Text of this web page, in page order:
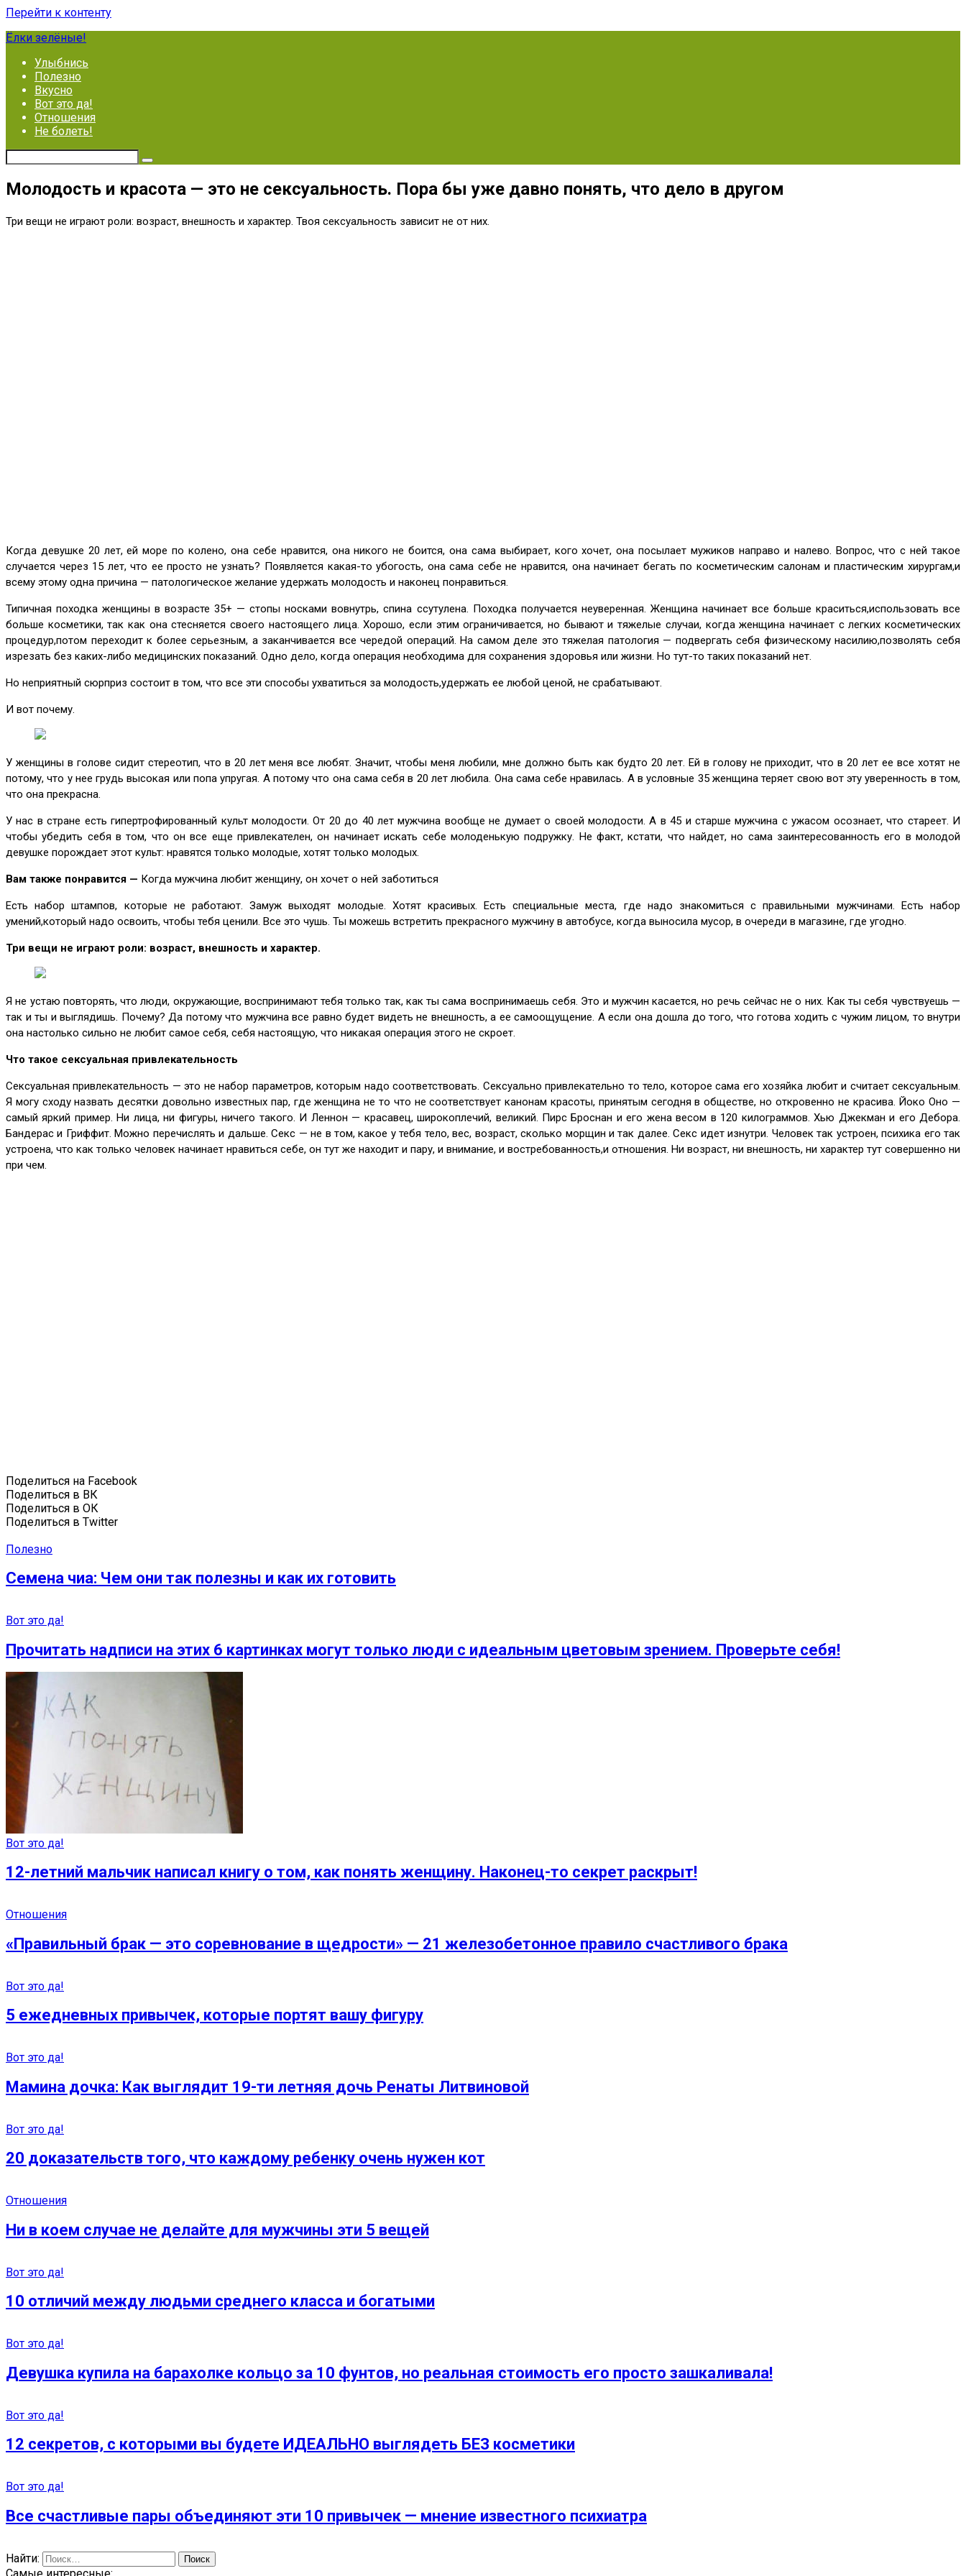
Перейти к контенту
Ёлки зелёные!
Улыбнись
Полезно
Вкусно
Вот это да!
Отношения
Не болеть!
Молодость и красота — это не сексуальность. Пора бы уже давно понять, что дело в другом
Три вещи не играют роли: возраст, внешность и характер. Твоя сексуальность зависит не от них.
Когда девушке 20 лет, ей море по колено, она себе нравится, она никого не боится, она сама выбирает, кого хочет, она посылает мужиков направо и налево. Вопрос, что с ней такое
случается через 15 лет, что ее просто не узнать? Появляется какая-то убогость, она сама себе не нравится, она начинает бегать по косметическим салонам и пластическим хирургам,и
всему этому одна причина — патологическое желание удержать молодость и наконец понравиться.
Типичная походка женщины в возрасте 35+ — стопы носками вовнутрь, спина ссутулена. Походка получается неуверенная. Женщина начинает все больше краситься,использовать все
больше косметики, так как она стесняется своего настоящего лица. Хорошо, если этим ограничивается, но бывают и тяжелые случаи, когда женщина начинает с легких косметических
процедур,потом переходит к более серьезным, а заканчивается все чередой операций. На самом деле это тяжелая патология — подвергать себя физическому насилию,позволять себя
изрезать без каких-либо медицинских показаний. Одно дело, когда операция необходима для сохранения здоровья или жизни. Но тут-то таких показаний нет.
Но неприятный сюрприз состоит в том, что все эти способы ухватиться за молодость,удержать ее любой ценой, не срабатывают.
И вот почему.
У женщины в голове сидит стереотип, что в 20 лет меня все любят. Значит, чтобы меня любили, мне должно быть как будто 20 лет. Ей в голову не приходит, что в 20 лет ее все хотят не
потому, что у нее грудь высокая или попа упругая. А потому что она сама себя в 20 лет любила. Она сама себе нравилась. А в условные 35 женщина теряет свою вот эту уверенность в том,
что она прекрасна.
У нас в стране есть гипертрофированный культ молодости. От 20 до 40 лет мужчина вообще не думает о своей молодости. А в 45 и старше мужчина с ужасом осознает, что стареет. И
чтобы убедить себя в том, что он все еще привлекателен, он начинает искать себе молоденькую подружку. Не факт, кстати, что найдет, но сама заинтересованность его в молодой
девушке порождает этот культ: нравятся только молодые, хотят только молодых.
Вам также понравится — Когда мужчина любит женщину, он хочет о ней заботиться
Есть набор штампов, которые не работают. Замуж выходят молодые. Хотят красивых. Есть специальные места, где надо знакомиться с правильными мужчинами. Есть набор
умений,который надо освоить, чтобы тебя ценили. Все это чушь. Ты можешь встретить прекрасного мужчину в автобусе, когда выносила мусор, в очереди в магазине, где угодно.
Три вещи не играют роли: возраст, внешность и характер.
Я не устаю повторять, что люди, окружающие, воспринимают тебя только так, как ты сама воспринимаешь себя. Это и мужчин касается, но речь сейчас не о них. Как ты себя чувствуешь —
так и ты и выглядишь. Почему? Да потому что мужчина все равно будет видеть не внешность, а ее самоощущение. А если она дошла до того, что готова ходить с чужим лицом, то внутри
она настолько сильно не любит самое себя, себя настоящую, что никакая операция этого не скроет.
Что такое сексуальная привлекательность
Сексуальная привлекательность — это не набор параметров, которым надо соответствовать. Сексуально привлекательно то тело, которое сама его хозяйка любит и считает сексуальным.
Я могу сходу назвать десятки довольно известных пар, где женщина не то что не соответствует канонам красоты, принятым сегодня в обществе, но откровенно не красива. Йоко Оно —
самый яркий пример. Ни лица, ни фигуры, ничего такого. И Леннон — красавец, широкоплечий, великий. Пирс Броснан и его жена весом в 120 килограммов. Хью Джекман и его Дебора.
Бандерас и Гриффит. Можно перечислять и дальше. Секс — не в том, какое у тебя тело, вес, возраст, сколько морщин и так далее. Секс идет изнутри. Человек так устроен, психика его так
устроена, что как только человек начинает нравиться себе, он тут же находит и пару, и внимание, и востребованность,и отношения. Ни возраст, ни внешность, ни характер тут совершенно ни
при чем.
Поделиться на Facebook
Поделиться в ВК
Поделиться в ОК
Поделиться в Twitter
Полезно
Семена чиа: Чем они так полезны и как их готовить
Вот это да!
Прочитать надписи на этих 6 картинках могут только люди с идеальным цветовым зрением. Проверьте себя!
Вот это да!
12-летний мальчик написал книгу о том, как понять женщину. Наконец-то секрет раскрыт!
Отношения
«Правильный брак — это соревнование в щедрости» — 21 железобетонное правило счастливого брака
Вот это да!
5 ежедневных привычек, которые портят вашу фигуру
Вот это да!
Мамина дочка: Как выглядит 19-ти летняя дочь Ренаты Литвиновой
Вот это да!
20 доказательств того, что каждому ребенку очень нужен кот
Отношения
Ни в коем случае не делайте для мужчины эти 5 вещей
Вот это да!
10 отличий между людьми среднего класса и богатыми
Вот это да!
Девушка купила на барахолке кольцо за 10 фунтов, но реальная стоимость его просто зашкаливала!
Вот это да!
12 секретов, с которыми вы будете ИДЕАЛЬНО выглядеть БЕЗ косметики
Вот это да!
Все счастливые пары объединяют эти 10 привычек — мнение известного психиатра
Найти: